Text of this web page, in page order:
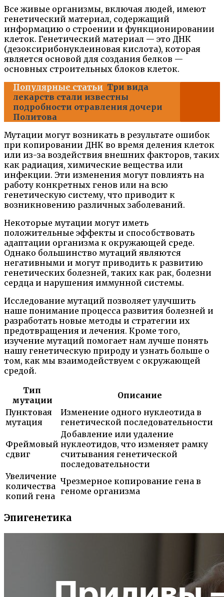
Все живые организмы, включая людей, имеют
генетический материал, содержащий
информацию о строении и функционировании
клеток. Генетический материал — это ДНК
(дезоксирибонуклеиновая кислота), которая
является основой для создания белков —
основных строительных блоков клеток.
Популярные статьи Три вида
лекарств стали известны
подробности отравления дочери
Политова
Мутации могут возникать в результате ошибок
при копировании ДНК во время деления клеток
или из-за воздействия внешних факторов, таких
как радиация, химические вещества или
инфекции. Эти изменения могут повлиять на
работу конкретных генов или на всю
генетическую систему, что приводит к
возникновению различных заболеваний.
Некоторые мутации могут иметь
положительные эффекты и способствовать
адаптации организма к окружающей среде.
Однако большинство мутаций являются
негативными и могут приводить к развитию
генетических болезней, таких как рак, болезни
сердца и нарушения иммунной системы.
Исследование мутаций позволяет улучшить
наше понимание процесса развития болезней и
разработать новые методы и стратегии их
предотвращения и лечения. Кроме того,
изучение мутаций помогает нам лучше понять
нашу генетическую природу и узнать больше о
том, как мы взаимодействуем с окружающей
средой.
Тип
мутации
Описание
Пунктовая
мутация
Изменение одного нуклеотида в
генетической последовательности
Фреймовый
сдвиг
Добавление или удаление
нуклеотидов, что изменяет рамку
считывания генетической
последовательности
Увеличение
количества
копий гена
Чрезмерное копирование гена в
геноме организма
Эпигенетика